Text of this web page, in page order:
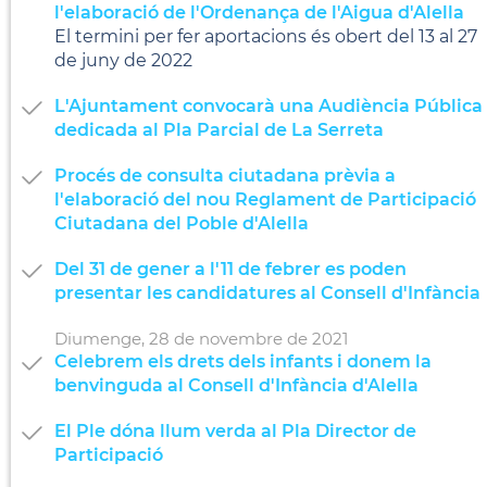
l'elaboració de l'Ordenança de l'Aigua d'Alella
El termini per fer aportacions és obert del 13 al 27
de juny de 2022
L'Ajuntament convocarà una Audiència Pública
dedicada al Pla Parcial de La Serreta
Procés de consulta ciutadana prèvia a
l'elaboració del nou Reglament de Participació
Ciutadana del Poble d'Alella
Del 31 de gener a l'11 de febrer es poden
presentar les candidatures al Consell d'Infància
Diumenge, 28 de novembre de 2021
Celebrem els drets dels infants i donem la
benvinguda al Consell d'Infància d'Alella
El Ple dóna llum verda al Pla Director de
Participació